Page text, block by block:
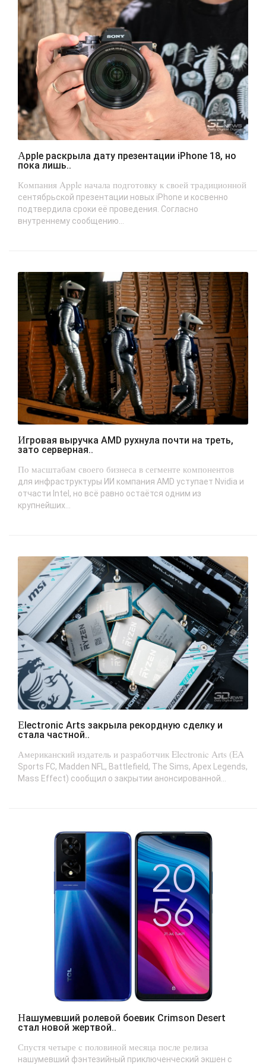
Apple раскрыла дату презентации iPhone 18, но
пока лишь..
Компания Apple начала подготовку к своей традиционной
сентябрьской презентации новых iPhone и косвенно
подтвердила сроки её проведения. Согласно
внутреннему сообщению...
Игровая выручка AMD рухнула почти на треть,
зато серверная..
По масштабам своего бизнеса в сегменте компонентов
для инфраструктуры ИИ компания AMD уступает Nvidia и
отчасти Intel, но всё равно остаётся одним из
крупнейших...
Electronic Arts закрыла рекордную сделку и
стала частной..
Американский издатель и разработчик Electronic Arts (EA
Sports FC, Madden NFL, Battlefield, The Sims, Apex Legends,
Mass Effect) сообщил о закрытии анонсированной...
Нашумевший ролевой боевик Crimson Desert
стал новой жертвой..
Спустя четыре с половиной месяца после релиза
нашумевший фэнтезийный приключенческий экшен с